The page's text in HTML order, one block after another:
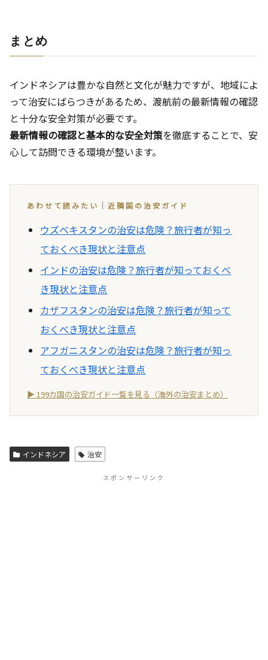
まとめ
インドネシアは豊かな自然と文化が魅力ですが、地域によ
って治安にばらつきがあるため、渡航前の最新情報の確認
と十分な安全対策が必要です。
最新情報の確認と基本的な安全対策を徹底することで、安
心して訪問できる環境が整います。
あわせて読みたい｜近隣国の治安ガイド
ウズベキスタンの治安は危険？旅行者が知っ
ておくべき現状と注意点
インドの治安は危険？旅行者が知っておくべ
き現状と注意点
カザフスタンの治安は危険？旅行者が知って
おくべき現状と注意点
アフガニスタンの治安は危険？旅行者が知っ
ておくべき現状と注意点
▶ 199カ国の治安ガイド一覧を見る（海外の治安まとめ）
インドネシア 治安
スポンサーリンク